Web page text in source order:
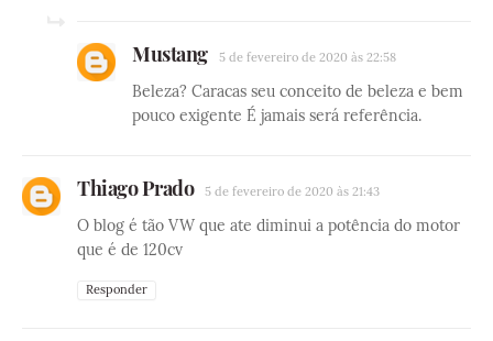
Mustang 5 de fevereiro de 2020 às 22:58
Beleza? Caracas seu conceito de beleza e bem
pouco exigente É jamais será referência.
Thiago Prado 5 de fevereiro de 2020 às 21:43
O blog é tão VW que ate diminui a potência do motor
que é de 120cv
Responder